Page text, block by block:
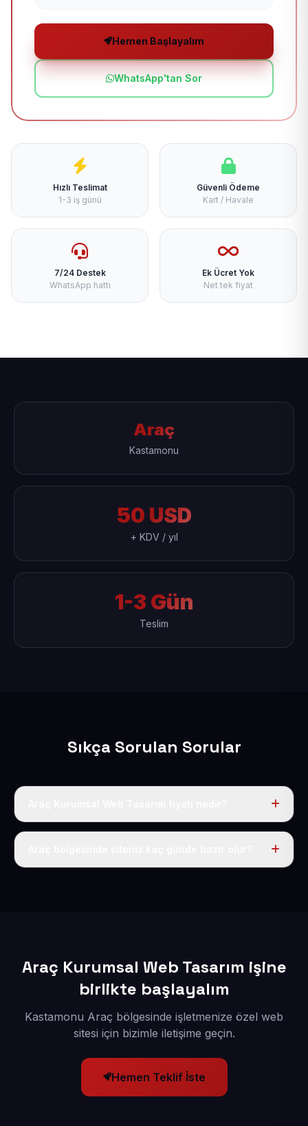
Hemen Başlayalım
WhatsApp'tan Sor
Hızlı Teslimat
1-3 iş günü
Güvenli Ödeme
Kart / Havale
7/24 Destek
WhatsApp hattı
Ek Ücret Yok
Net tek fiyat
Araç
Kastamonu
50 USD
+ KDV / yıl
1-3 Gün
Teslim
Sıkça Sorulan Sorular
Tek fiyat uygulanır: yıllık 50 USD + KDV. Bu bedele alan
Araç Kurumsal Web Tasarım işine
birlikte başlayalım
Kastamonu Araç bölgesinde işletmenize özel web
sitesi için bizimle iletişime geçin.
Hemen Teklif İste